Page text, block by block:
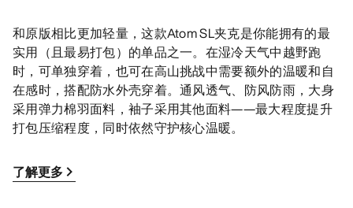
和原版相比更加轻量，这款Atom SL夹克是你能拥有的最
实用（且最易打包）的单品之一。在湿冷天气中越野跑
时，可单独穿着，也可在高山挑战中需要额外的温暖和自
在感时，搭配防水外壳穿着。通风透气、防风防雨，大身
采用弹力棉羽面料，袖子采用其他面料——最大程度提升
打包压缩程度，同时依然守护核心温暖。
了解更多